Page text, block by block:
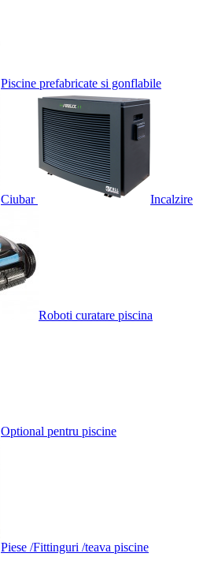
Piscine prefabricate si gonflabile
Ciubar Incalzire
Roboti curatare piscina
Optional pentru piscine
Piese /Fittinguri /teava piscine